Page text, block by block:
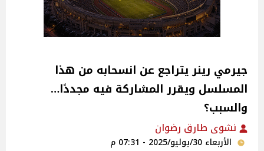
جيرمي رينر يتراجع عن انسحابه من هذا
المسلسل ويقرر المشاركة فيه مجددًا…
والسبب؟
نشوى طارق رضوان
الأربعاء 30/يوليو/2025 - 07:31 م